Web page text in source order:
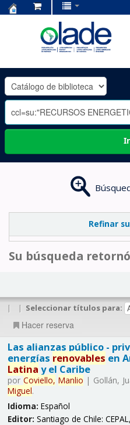
OLADE
-
Ir
Refinar
Su búsqueda
| | Seleccionar títulos para:
Hacer reserva
Las alianzas público -
energías renovables en
Latina y el Caribe
por Coviello, Manlio | Gollán,
Miguel.
Idioma: Español
Editor: Santiago de Chile: